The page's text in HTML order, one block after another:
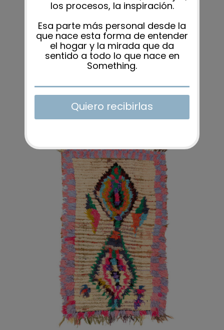
ALFOMBRA MAY 82X177CM
580,00€
AÑADIR AL CARRITO / DETALLES